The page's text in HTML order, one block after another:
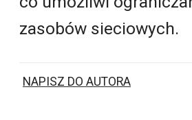
zasobów sieciowych.
NAPISZ DO AUTORA